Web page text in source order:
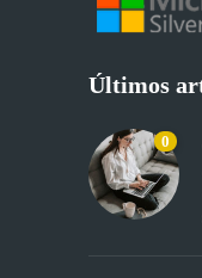
Últimos
0